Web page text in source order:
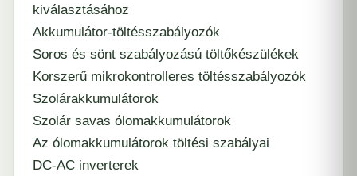
kiválasztásához
Akkumulátor-töltésszabályozók
Soros és sönt szabályozású töltőkészülékek
Korszerű mikrokontrolleres töltésszabályozók
Szolárakkumulátorok
Szolár savas ólomakkumulátorok
Az ólomakkumulátorok töltési szabályai
DC-AC inverterek